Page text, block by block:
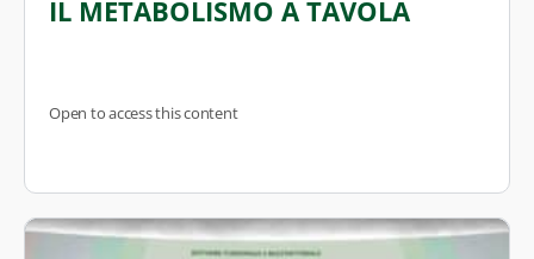
IL METABOLISMO A TAVOLA
Open to access this content